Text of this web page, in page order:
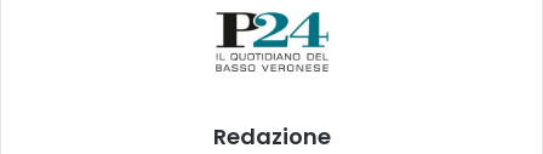
Redazione